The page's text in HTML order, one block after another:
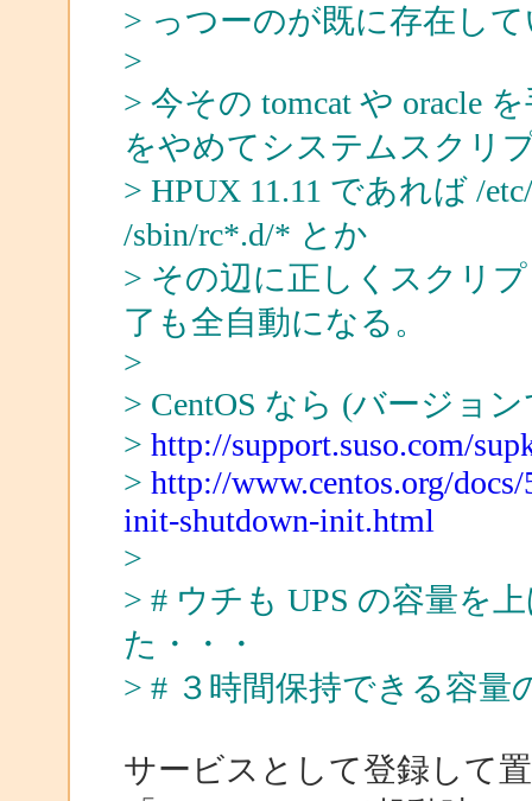
> っつーのが既に存在し
>
> 今その tomcat や oracle
をやめてシステムスクリ
> HPUX 11.11 であれば /
/sbin/rc*.d/* とか
> その辺に正しくスクリ
了も全自動になる。
>
> CentOS なら (バージョ
> http://support.suso.com/
> http://www.centos.org/
init-shutdown-init.html
>
> # ウチも UPS の容量を
た・・・
> # ３時間保持できる容量
サービスとして登録して